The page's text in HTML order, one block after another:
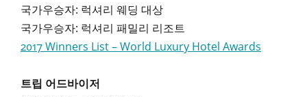
국가우승자: 럭셔리 웨딩 대상
국가우승자: 럭셔리 패밀리 리조트
2017 Winners List – World Luxury Hotel Awards
트립 어드바이저